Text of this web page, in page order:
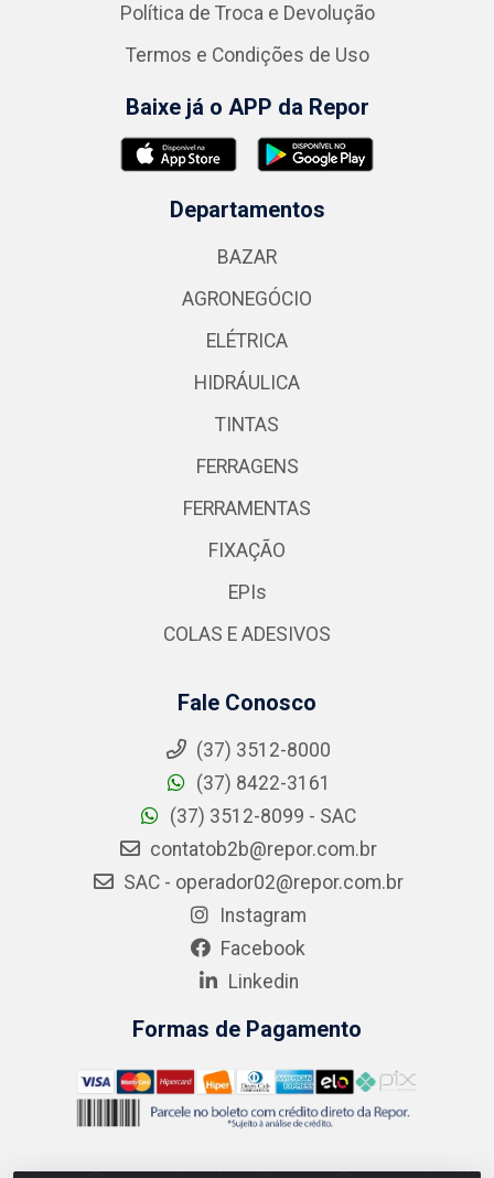
Política de Troca e Devolução
Termos e Condições de Uso
Baixe já o APP da Repor
Departamentos
BAZAR
AGRONEGÓCIO
ELÉTRICA
HIDRÁULICA
TINTAS
FERRAGENS
FERRAMENTAS
FIXAÇÃO
EPIs
COLAS E ADESIVOS
Fale Conosco
(37) 3512-8000
(37) 8422-3161
(37) 3512-8099 - SAC
contatob2b@repor.com.br
SAC - operador02@repor.com.br
Instagram
Facebook
Linkedin
Formas de Pagamento